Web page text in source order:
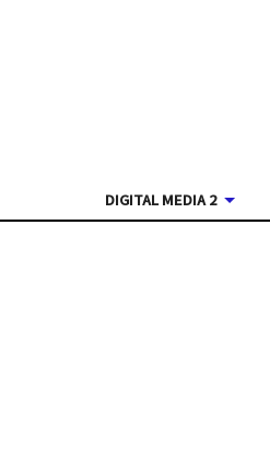
DIGITAL MEDIA 2